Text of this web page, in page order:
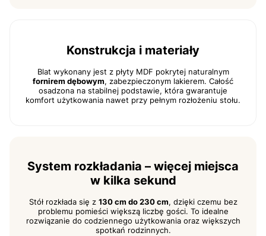
Konstrukcja i materiały
Blat wykonany jest z płyty MDF pokrytej naturalnym
fornirem dębowym, zabezpieczonym lakierem. Całość
osadzona na stabilnej podstawie, która gwarantuje
komfort użytkowania nawet przy pełnym rozłożeniu stołu.
System rozkładania – więcej miejsca
w kilka sekund
Stół rozkłada się z 130 cm do 230 cm, dzięki czemu bez
problemu pomieści większą liczbę gości. To idealne
rozwiązanie do codziennego użytkowania oraz większych
spotkań rodzinnych.